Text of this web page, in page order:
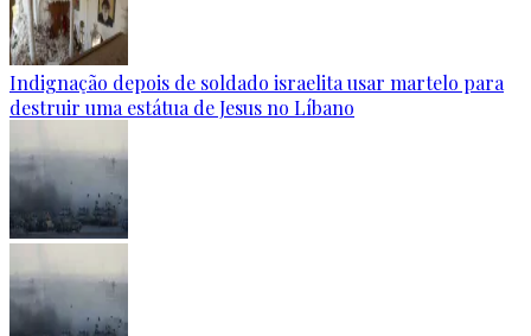
Indignação depois de soldado israelita usar martelo para
destruir uma estátua de Jesus no Líbano